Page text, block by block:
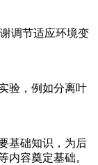
调节适应环境变
验，例如分离叶
基础知识，为后
内容奠定基础。